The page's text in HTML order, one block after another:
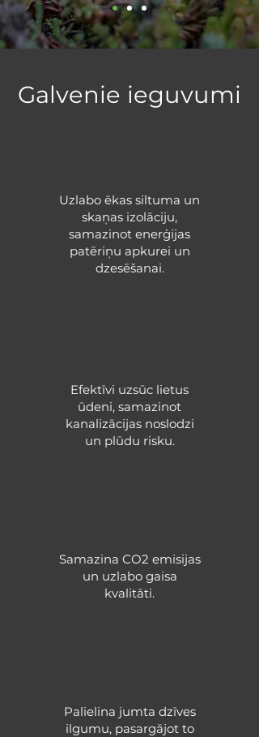
Galvenie ieguvumi
Uzlabo ēkas siltuma un
skaņas izolāciju,
samazinot enerģijas
patēriņu apkurei un
dzesēšanai.
Efektīvi uzsūc lietus
ūdeni, samazinot
kanalizācijas noslodzi
un plūdu risku.
Samazina CO2 emisijas
un uzlabo gaisa
kvalitāti.
Palielina jumta dzīves
ilgumu, pasargājot to